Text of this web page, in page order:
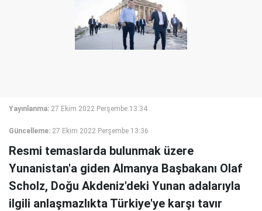
Yayınlanma: 27 Ekim 2022 Perşembe 13:34
Güncelleme: 27 Ekim 2022 Perşembe 13:36
Resmi temaslarda bulunmak üzere
Yunanistan'a giden Almanya Başbakanı Olaf
Scholz, Doğu Akdeniz'deki Yunan adalarıyla
ilgili anlaşmazlıkta Türkiye'ye karşı tavır